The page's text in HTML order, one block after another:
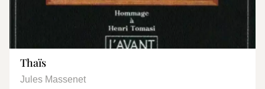
Thaïs
Jules Massenet